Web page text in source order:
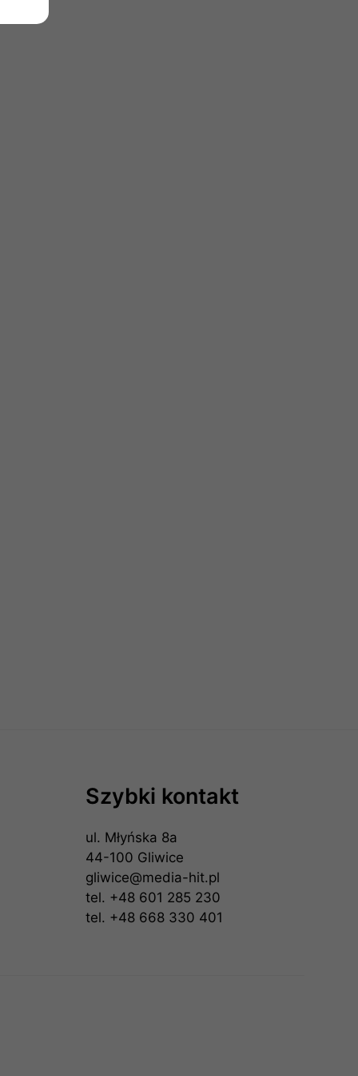
Szybki kontakt
ul. Młyńska 8a
44-100 Gliwice
gliwice@media-hit.pl
tel. +48 601 285 230
tel. +48 668 330 401